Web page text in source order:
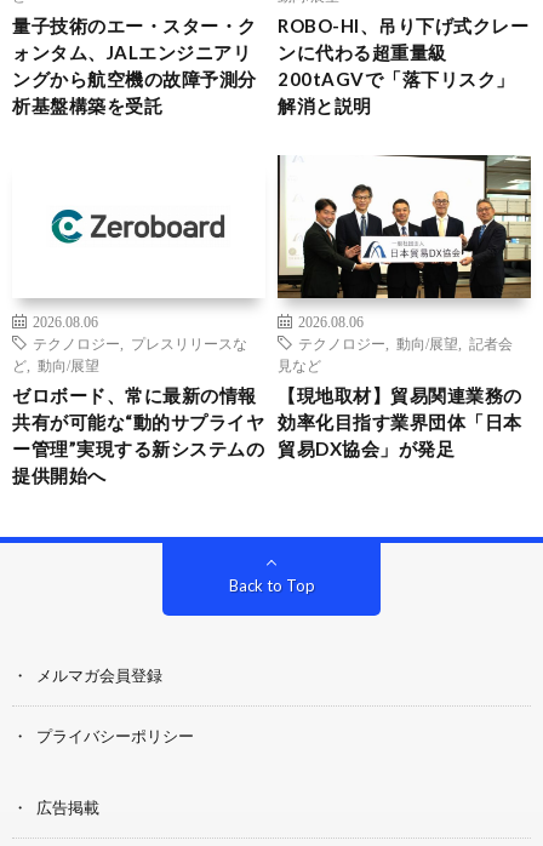
量子技術のエー・スター・ク
ォンタム、JALエンジニアリ
ングから航空機の故障予測分
析基盤構築を受託
ROBO-HI、吊り下げ式クレー
ンに代わる超重量級
200tAGVで「落下リスク」
解消と説明
2026.08.06
テクノロジー
プレスリリースな
ど
動向/展望
ゼロボード、常に最新の情報
共有が可能な“動的サプライヤ
ー管理”実現する新システムの
提供開始へ
2026.08.06
テクノロジー
動向/展望
記者会
見など
【現地取材】貿易関連業務の
効率化目指す業界団体「日本
貿易DX協会」が発足
Back to Top
メルマガ会員登録
プライバシーポリシー
広告掲載